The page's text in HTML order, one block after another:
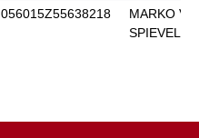
056015Z55638218
MARKO
SPIEVELD